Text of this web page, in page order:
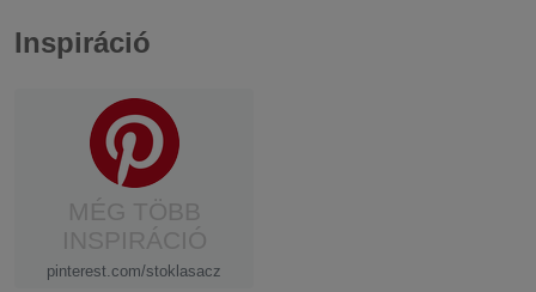
Inspiráció
pinterest.com/stoklasacz